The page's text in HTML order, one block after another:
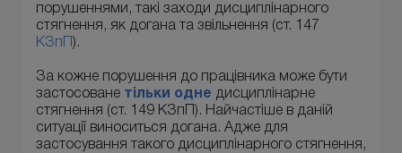
порушеннями, такі заходи дисциплінарного
стягнення, як догана та звільнення (ст. 147
КЗпП ).
За кожне порушення до працівника може бути
застосоване тільки одне дисциплінарне
стягнення (ст. 149 КЗпП). Найчастіше в даній
ситуації виноситься догана. Адже для
застосування такого дисциплінарного стягнення,